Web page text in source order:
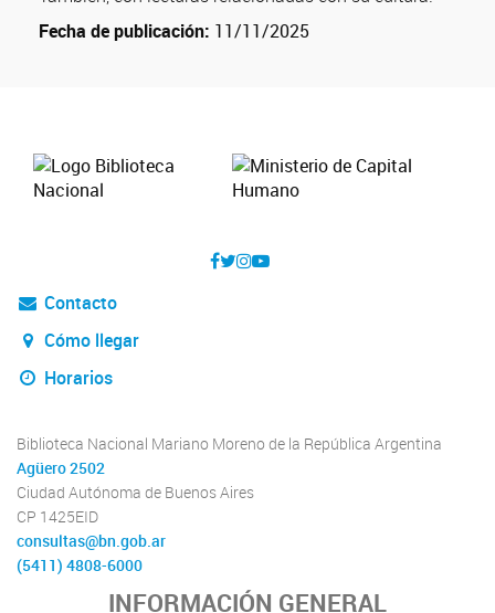
Fecha de publicación: 11/11/2025
Contacto
Cómo llegar
Horarios
Biblioteca Nacional Mariano Moreno de la República Argentina
Agüero 2502
Ciudad Autónoma de Buenos Aires
CP 1425EID
consultas@bn.gob.ar
(5411) 4808-6000
INFORMACIÓN GENERAL